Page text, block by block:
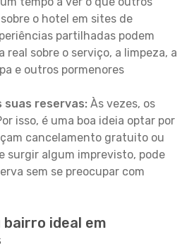
o hotel em sites de
partilhadas podem
real sobre o serviço, a limpeza, a
e outros pormenores
suas reservas: Às vezes, os
isso, é uma boa ideia optar por
cancelamento gratuito ou
surgir algum imprevisto, pode
sem se preocupar com
bairro ideal em